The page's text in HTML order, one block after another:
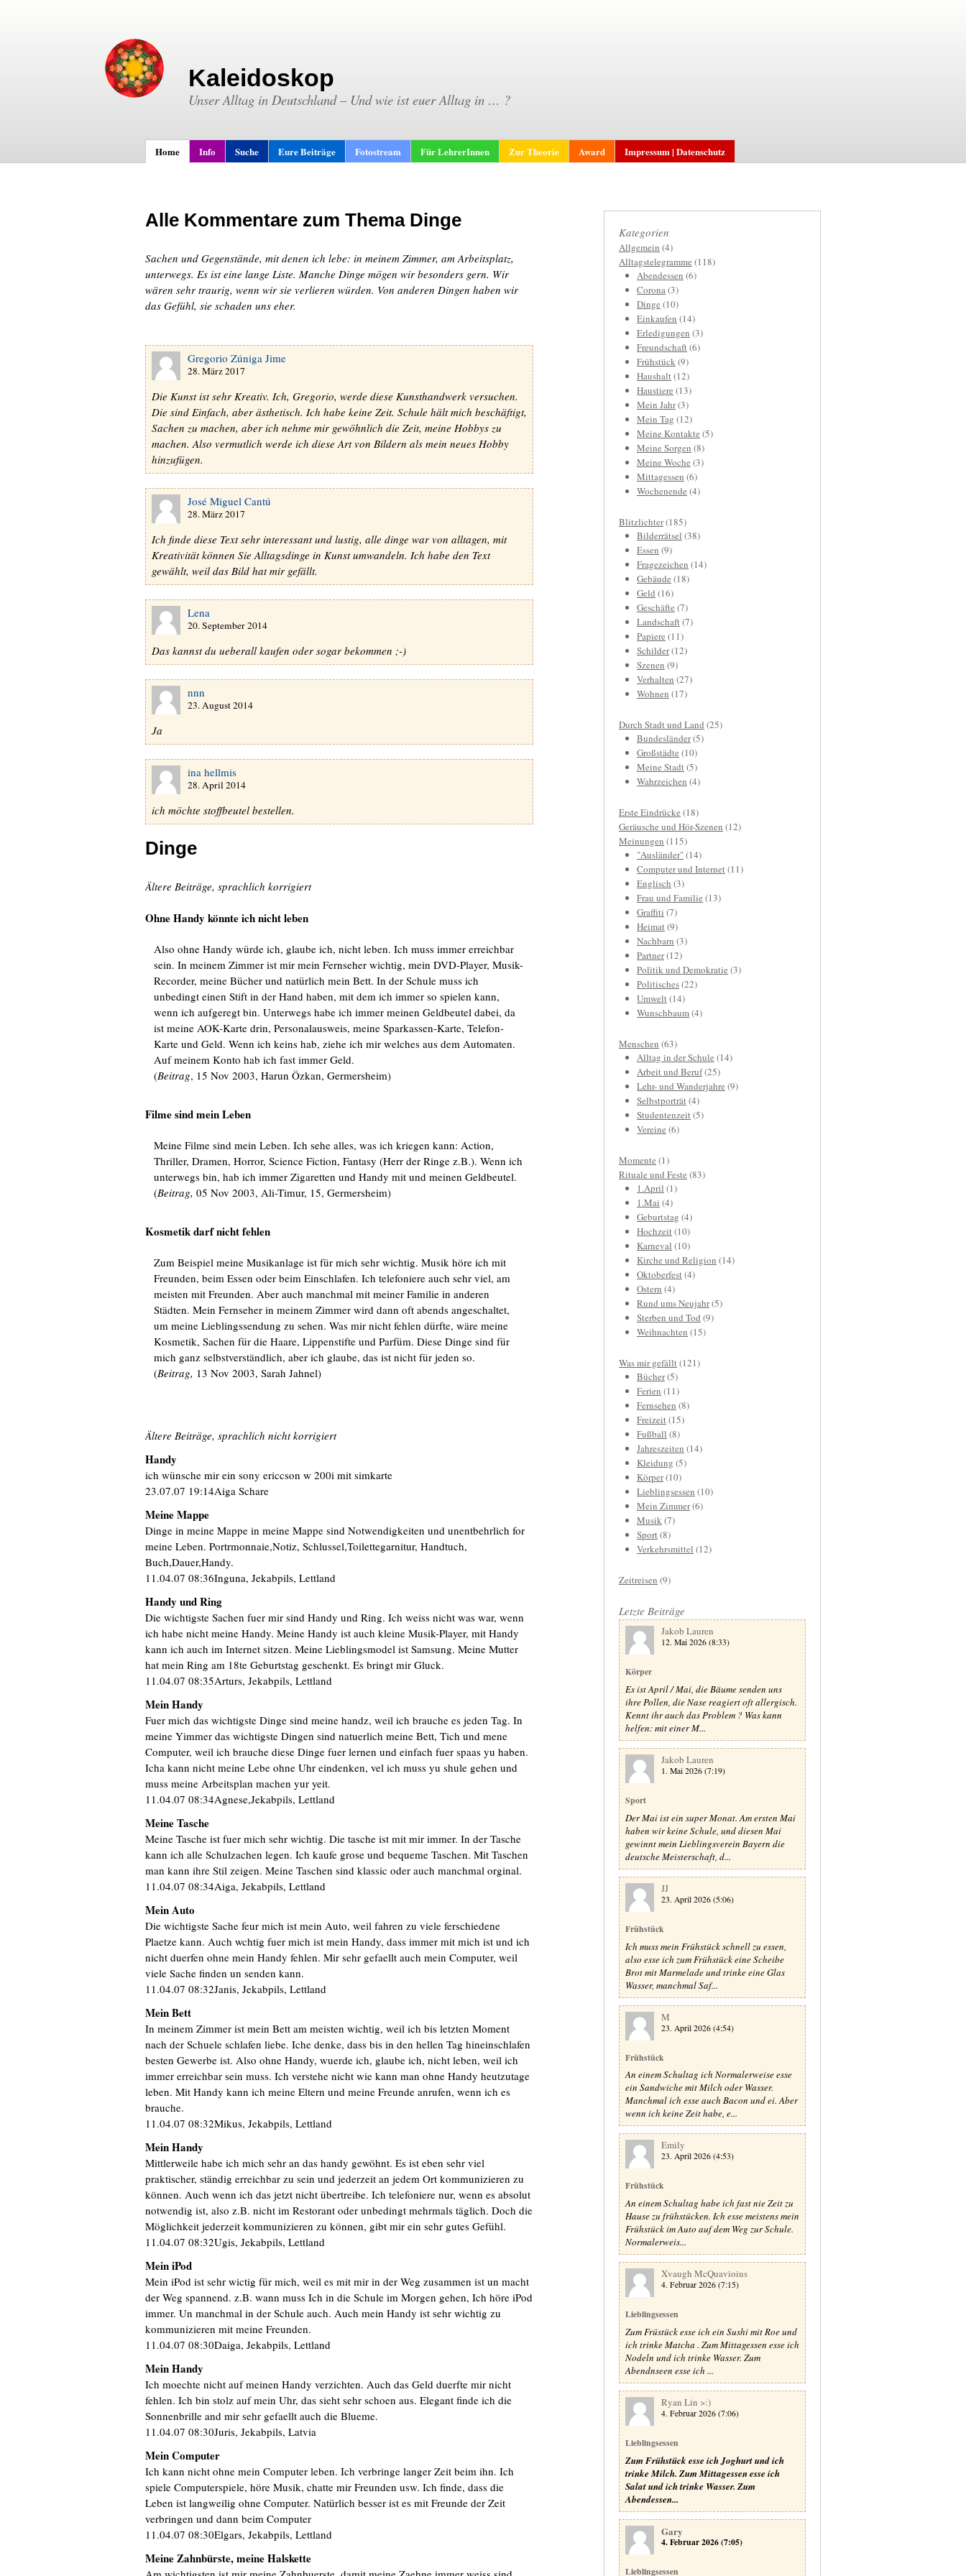
Kaleidoskop
Unser Alltag in Deutschland – Und wie ist euer Alltag in … ?
Home Info Suche Eure Beiträge Fotostream Für LehrerInnen Zur Theorie Award Impressum | Datenschutz
Alle Kommentare zum Thema Dinge
Sachen und Gegenstände, mit denen ich lebe: in meinem Zimmer, am Arbeitsplatz,
unterwegs. Es ist eine lange Liste. Manche Dinge mögen wir besonders gern. Wir
wären sehr traurig, wenn wir sie verlieren würden. Von anderen Dingen haben wir
das Gefühl, sie schaden uns eher.
Gregorio Zúniga Jime
28. März 2017
Die Kunst ist sehr Kreativ. Ich, Gregorio, werde diese Kunsthandwerk versuchen.
Die sind Einfach, aber ästhetisch. Ich habe keine Zeit. Schule hält mich beschäftigt,
Sachen zu machen, aber ich nehme mir gewöhnlich die Zeit, meine Hobbys zu
machen. Also vermutlich werde ich diese Art von Bildern als mein neues Hobby
hinzufügen.
José Miguel Cantú
28. März 2017
Ich finde diese Text sehr interessant und lustig, alle dinge war von alltagen, mit
Kreativität können Sie Alltagsdinge in Kunst umwandeln. Ich habe den Text
gewählt, weil das Bild hat mir gefällt.
Lena
20. September 2014
Das kannst du ueberall kaufen oder sogar bekommen ;-)
nnn
23. August 2014
Ja
ina hellmis
28. April 2014
ich möchte stoffbeutel bestellen.
Dinge
Ältere Beiträge, sprachlich korrigiert
Ohne Handy könnte ich nicht leben
Also ohne Handy würde ich, glaube ich, nicht leben. Ich muss immer erreichbar
sein. In meinem Zimmer ist mir mein Fernseher wichtig, mein DVD-Player, Musik-
Recorder, meine Bücher und natürlich mein Bett. In der Schule muss ich
unbedingt einen Stift in der Hand haben, mit dem ich immer so spielen kann,
wenn ich aufgeregt bin. Unterwegs habe ich immer meinen Geldbeutel dabei, da
ist meine AOK-Karte drin, Personalausweis, meine Sparkassen-Karte, Telefon-
Karte und Geld. Wenn ich keins hab, ziehe ich mir welches aus dem Automaten.
Auf meinem Konto hab ich fast immer Geld.
(Beitrag, 15 Nov 2003, Harun Özkan, Germersheim)
Filme sind mein Leben
Meine Filme sind mein Leben. Ich sehe alles, was ich kriegen kann: Action,
Thriller, Dramen, Horror, Science Fiction, Fantasy (Herr der Ringe z.B.). Wenn ich
unterwegs bin, hab ich immer Zigaretten und Handy mit und meinen Geldbeutel.
(Beitrag, 05 Nov 2003, Ali-Timur, 15, Germersheim)
Kosmetik darf nicht fehlen
Zum Beispiel meine Musikanlage ist für mich sehr wichtig. Musik höre ich mit
Freunden, beim Essen oder beim Einschlafen. Ich telefoniere auch sehr viel, am
meisten mit Freunden. Aber auch manchmal mit meiner Familie in anderen
Städten. Mein Fernseher in meinem Zimmer wird dann oft abends angeschaltet,
um meine Lieblingssendung zu sehen. Was mir nicht fehlen dürfte, wäre meine
Kosmetik, Sachen für die Haare, Lippenstifte und Parfüm. Diese Dinge sind für
mich ganz selbstverständlich, aber ich glaube, das ist nicht für jeden so.
(Beitrag, 13 Nov 2003, Sarah Jahnel)
Ältere Beiträge, sprachlich nicht korrigiert
Handy
ich wünsche mir ein sony ericcson w 200i mit simkarte
23.07.07 19:14Aiga Schare
Meine Mappe
Dinge in meine Mappe in meine Mappe sind Notwendigkeiten und unentbehrlich for
meine Leben. Portrmonnaie,Notiz, Schlussel,Toilettegarnitur, Handtuch,
Buch,Dauer,Handy.
11.04.07 08:36Inguna, Jekabpils, Lettland
Handy und Ring
Die wichtigste Sachen fuer mir sind Handy und Ring. Ich weiss nicht was war, wenn
ich habe nicht meine Handy. Meine Handy ist auch kleine Musik-Player, mit Handy
kann ich auch im Internet sitzen. Meine Lieblingsmodel ist Samsung. Meine Mutter
hat mein Ring am 18te Geburtstag geschenkt. Es bringt mir Gluck.
11.04.07 08:35Arturs, Jekabpils, Lettland
Mein Handy
Fuer mich das wichtigste Dinge sind meine handz, weil ich brauche es jeden Tag. In
meine Yimmer das wichtigste Dingen sind natuerlich meine Bett, Tich und mene
Computer, weil ich brauche diese Dinge fuer lernen und einfach fuer spaas yu haben.
Icha kann nicht meine Lebe ohne Uhr eindenken, vel ich muss yu shule gehen und
muss meine Arbeitsplan machen yur yeit.
11.04.07 08:34Agnese,Jekabpils, Lettland
Meine Tasche
Meine Tasche ist fuer mich sehr wichtig. Die tasche ist mit mir immer. In der Tasche
kann ich alle Schulzachen legen. Ich kaufe grose und bequeme Taschen. Mit Taschen
man kann ihre Stil zeigen. Meine Taschen sind klassic oder auch manchmal orginal.
11.04.07 08:34Aiga, Jekabpils, Lettland
Mein Auto
Die wichtigste Sache feur mich ist mein Auto, weil fahren zu viele ferschiedene
Plaetze kann. Auch wchtig fuer mich ist mein Handy, dass immer mit mich ist und ich
nicht duerfen ohne mein Handy fehlen. Mir sehr gefaellt auch mein Computer, weil
viele Sache finden un senden kann.
11.04.07 08:32Janis, Jekabpils, Lettland
Mein Bett
In meinem Zimmer ist mein Bett am meisten wichtig, weil ich bis letzten Moment
nach der Schuele schlafen liebe. Iche denke, dass bis in den hellen Tag hineinschlafen
besten Gewerbe ist. Also ohne Handy, wuerde ich, glaube ich, nicht leben, weil ich
immer erreichbar sein muss. Ich verstehe nicht wie kann man ohne Handy heutzutage
leben. Mit Handy kann ich meine Eltern und meine Freunde anrufen, wenn ich es
brauche.
11.04.07 08:32Mikus, Jekabpils, Lettland
Mein Handy
Mittlerweile habe ich mich sehr an das handy gewöhnt. Es ist eben sehr viel
praktischer, ständig erreichbar zu sein und jederzeit an jedem Ort kommunizieren zu
können. Auch wenn ich das jetzt nicht übertreibe. Ich telefoniere nur, wenn es absolut
notwendig ist, also z.B. nicht im Restorant oder unbedingt mehrmals täglich. Doch die
Möglichkeit jederzeit kommunizieren zu können, gibt mir ein sehr gutes Gefühl.
11.04.07 08:32Ugis, Jekabpils, Lettland
Mein iPod
Mein iPod ist sehr wictig für mich, weil es mit mir in der Weg zusammen ist un macht
der Weg spannend. z.B. wann muss Ich in die Schule im Morgen gehen, Ich höre iPod
immer. Un manchmal in der Schule auch. Auch mein Handy ist sehr wichtig zu
kommunizieren mit meine Freunden.
11.04.07 08:30Daiga, Jekabpils, Lettland
Mein Handy
Ich moechte nicht auf meinen Handy verzichten. Auch das Geld duerfte mir nicht
fehlen. Ich bin stolz auf mein Uhr, das sieht sehr schoen aus. Elegant finde ich die
Sonnenbrille and mir sehr gefaellt auch die Blueme.
11.04.07 08:30Juris, Jekabpils, Latvia
Mein Computer
Ich kann nicht ohne mein Computer leben. Ich verbringe langer Zeit beim ihn. Ich
spiele Computerspiele, höre Musik, chatte mir Freunden usw. Ich finde, dass die
Leben ist langweilig ohne Computer. Natürlich besser ist es mit Freunde der Zeit
verbringen und dann beim Computer
11.04.07 08:30Elgars, Jekabpils, Lettland
Meine Zahnbürste, meine Halskette
Kategorien
Allgemein (4)
Alltagstelegramme (118)
Abendessen (6)
Corona(3)
Dinge (10)
Einkaufen (14)
Erledigungen (3)
Freundschaft(6)
Frühstück(9)
Haushalt(12)
Haustiere (13)
Mein Jahr(3)
Mein Tag (12)
Meine Kontakte (5)
Meine Sorgen (8)
Meine Woche (3)
Mittagessen (6)
Wochenende (4)
Blitzlichter(185)
Bilderrätsel (38)
Essen (9)
Fragezeichen (14)
Gebäude (18)
Geld (16)
Geschäfte (7)
Landschaft(7)
Papiere (11)
Schilder(12)
Szenen (9)
Verhalten (27)
Wohnen (17)
Durch Stadt und Land (25)
Bundesländer(5)
Großstädte (10)
Meine Stadt(5)
Wahrzeichen (4)
Erste Eindrücke (18)
Geräusche und Hör-Szenen (12)
Meinungen (115)
"Ausländer"(14)
Computer und Internet(11)
Englisch (3)
Frau und Familie (13)
Graffiti (7)
Heimat(9)
Nachbarn (3)
Partner(12)
Politik und Demokratie (3)
Politisches(22)
Umwelt(14)
Wunschbaum(4)
Menschen (63)
Alltag in der Schule (14)
Arbeit und Beruf(25)
Lehr- und Wanderjahre (9)
Selbstporträt(4)
Studentenzeit(5)
Vereine (6)
Momente (1)
Rituale und Feste (83)
1.April (1)
1.Mai (4)
Geburtstag (4)
Hochzeit(10)
Karneval (10)
Kirche und Religion (14)
Oktoberfest(4)
Ostern (4)
Rund ums Neujahr(5)
Sterben und Tod (9)
Weihnachten (15)
Was mir gefällt(121)
Bücher(5)
Ferien (11)
Fernsehen (8)
Freizeit(15)
Fußball (8)
Jahreszeiten (14)
Kleidung (5)
Körper(10)
Lieblingsessen (10)
Mein Zimmer(6)
Musik(7)
Sport(8)
Verkehrsmittel (12)
Zeitreisen (9)
Letzte Beiträge
Jakob Lauren
12. Mai 2026 (8:33)
Körper
Es ist April / Mai, die Bäume senden uns
ihre Pollen, die Nase reagiert oft allergisch.
Kennt ihr auch das Problem ? Was kann
helfen: mit einer M...
Jakob Lauren
1. Mai 2026 (7:19)
Sport
Der Mai ist ein super Monat. Am ersten Mai
haben wir keine Schule, und diesen Mai
gewinnt mein Lieblingsverein Bayern die
deutsche Meisterschaft, d...
JJ
23. April 2026 (5:06)
Frühstück
Ich muss mein Frühstück schnell zu essen,
also esse ich zum Frühstück eine Scheibe
Brot mit Marmelade und trinke eine Glas
Wasser, manchmal Saf...
M
23. April 2026 (4:54)
Frühstück
An einem Schultag ich Normalerweise esse
ein Sandwiche mit Milch oder Wasser.
Manchmal ich esse auch Bacon und ei. Aber
wenn ich keine Zeit habe, e...
Emily
23. April 2026 (4:53)
Frühstück
An einem Schultag habe ich fast nie Zeit zu
Hause zu frühstücken. Ich esse meistens mein
Frühstück im Auto auf dem Weg zur Schule.
Normalerweis...
Xvaugh McQuavioius
4. Februar 2026 (7:15)
Lieblingsessen
Zum Früstück esse ich ein Sushi mit Roe und
ich trinke Matcha . Zum Mittagessen esse ich
Nodeln und ich trinke Wasser. Zum
Abendnseen esse ich ...
Ryan Lin >:)
4. Februar 2026 (7:06)
Lieblingsessen
Zum Frühstück esse ich Joghurt und ich
trinke Milch. Zum Mittagessen esse ich
Salat und ich trinke Wasser. Zum
Abendessen...
Gary
4. Februar 2026 (7:05)
Lieblingsessen